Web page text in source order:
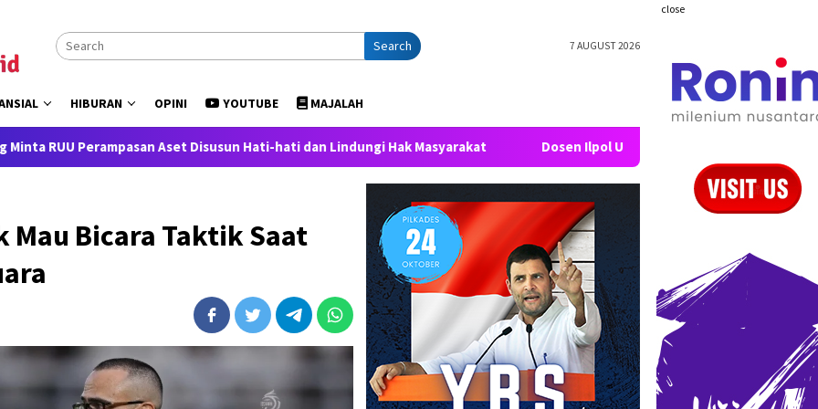
close
Search 7 AUGUST 2026
HIBURAN OPINI YOUTUBE MAJALAH
Aset Disusun Hati-hati dan Lindungi Hak Masyarakat Dosen Ilpol USU: RUU HAM Bisa Dorong Transformasi Negara
Mau Bicara Taktik Saat